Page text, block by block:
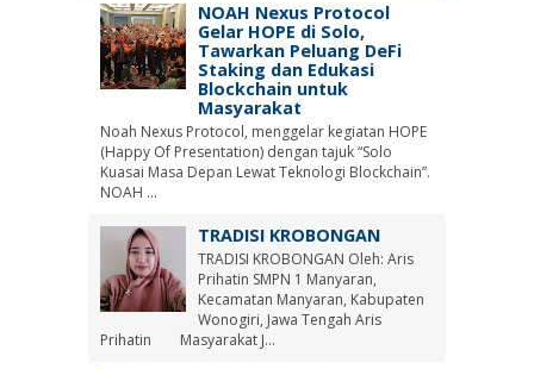
NOAH Nexus Protocol
Gelar HOPE di Solo,
Tawarkan Peluang DeFi
Staking dan Edukasi
Blockchain untuk
Masyarakat
Noah Nexus Protocol, menggelar kegiatan HOPE
(Happy Of Presentation) dengan tajuk “Solo
Kuasai Masa Depan Lewat Teknologi Blockchain”.
NOAH ...
TRADISI KROBONGAN
TRADISI KROBONGAN Oleh: Aris
Prihatin SMPN 1 Manyaran,
Kecamatan Manyaran, Kabupaten
Wonogiri, Jawa Tengah Aris
Prihatin Masyarakat J...